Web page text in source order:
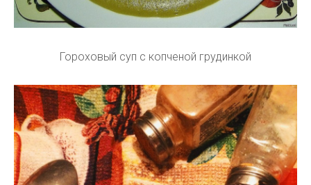
Гороховый суп с копченой грудинкой